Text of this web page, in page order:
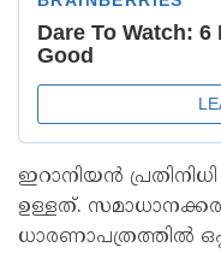
ഇറാനിയൻ
ഉള്ളത്.
ധാരണാപത്രത്തിൽ